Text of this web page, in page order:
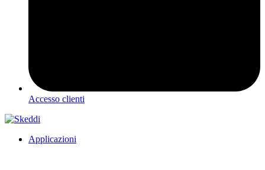
Accesso clienti
Applicazioni